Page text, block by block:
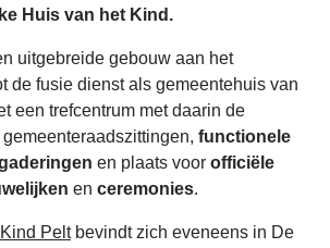
Huis van het Kind.
uitgebreide gebouw aan het
de fusie dienst als gemeentehuis van
een trefcentrum met daarin de
functionele
en plaats voor officiële
en ceremonies.
Peltbevindt zich eveneens in De